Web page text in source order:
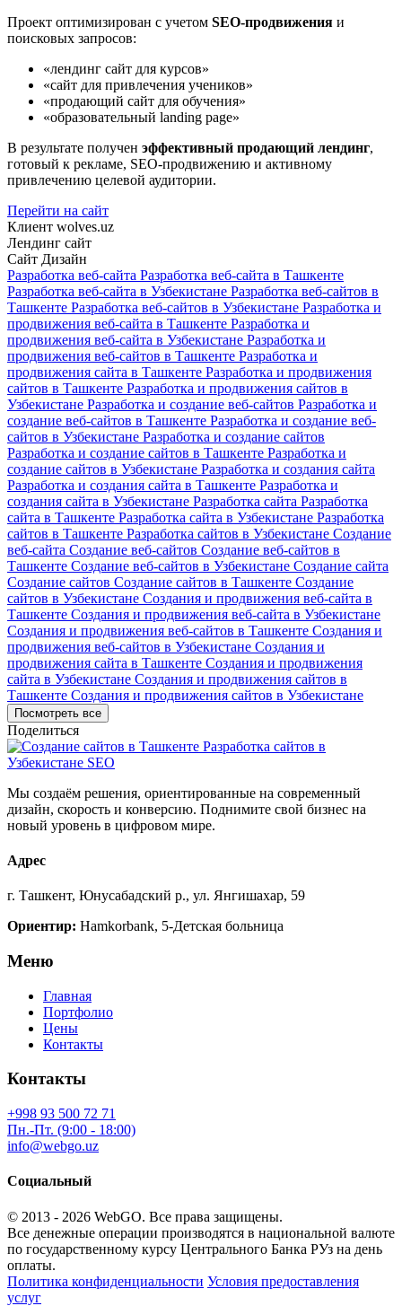
Проект оптимизирован с учетом SEO-продвижения и
поисковых запросов:
«лендинг сайт для курсов»
«сайт для привлечения учеников»
«продающий сайт для обучения»
«образовательный landing page»
В результате получен эффективный продающий лендинг,
готовый к рекламе, SEO-продвижению и активному
привлечению целевой аудитории.
Перейти на сайт
Клиент wolves.uz
Лендинг сайт
Сайт Дизайн
Разработка веб-сайта Разработка веб-сайта в Ташкенте
Разработка веб-сайта в Узбекистане Разработка веб-сайтов в
Ташкенте Разработка веб-сайтов в Узбекистане Разработка и
продвижения веб-сайта в Ташкенте Разработка и
продвижения веб-сайта в Узбекистане Разработка и
продвижения веб-сайтов в Ташкенте Разработка и
продвижения сайта в Ташкенте Разработка и продвижения
сайтов в Ташкенте Разработка и продвижения сайтов в
Узбекистане Разработка и создание веб-сайтов Разработка и
создание веб-сайтов в Ташкенте Разработка и создание веб-
сайтов в Узбекистане Разработка и создание сайтов
Разработка и создание сайтов в Ташкенте Разработка и
создание сайтов в Узбекистане Разработка и создания сайта
Разработка и создания сайта в Ташкенте Разработка и
создания сайта в Узбекистане Разработка сайта Разработка
сайта в Ташкенте Разработка сайта в Узбекистане Разработка
сайтов в Ташкенте Разработка сайтов в Узбекистане Создание
веб-сайта Создание веб-сайтов Создание веб-сайтов в
Ташкенте Создание веб-сайтов в Узбекистане Создание сайта
Создание сайтов Создание сайтов в Ташкенте Создание
сайтов в Узбекистане Создания и продвижения веб-сайта в
Ташкенте Создания и продвижения веб-сайта в Узбекистане
Создания и продвижения веб-сайтов в Ташкенте Создания и
продвижения веб-сайтов в Узбекистане Создания и
продвижения сайта в Ташкенте Создания и продвижения
сайта в Узбекистане Создания и продвижения сайтов в
Ташкенте Создания и продвижения сайтов в Узбекистане
Посмотреть все
Поделиться
Мы создаём решения, ориентированные на современный
дизайн, скорость и конверсию. Поднимите свой бизнес на
новый уровень в цифровом мире.
Адрес
г. Ташкент, Юнусабадский р., ул. Янгишахар, 59
Ориентир: Hamkorbank, 5-Детская больница
Меню
Главная
Портфолио
Цены
Контакты
Контакты
+998 93 500 72 71
Пн.-Пт. (9:00 - 18:00)
info@webgo.uz
Социальный
© 2013 - 2026 WebGO. Все права защищены.
Все денежные операции производятся в национальной валюте
по государственному курсу Центрального Банка РУз на день
оплаты.
Политика конфиденциальности Условия предоставления
услуг